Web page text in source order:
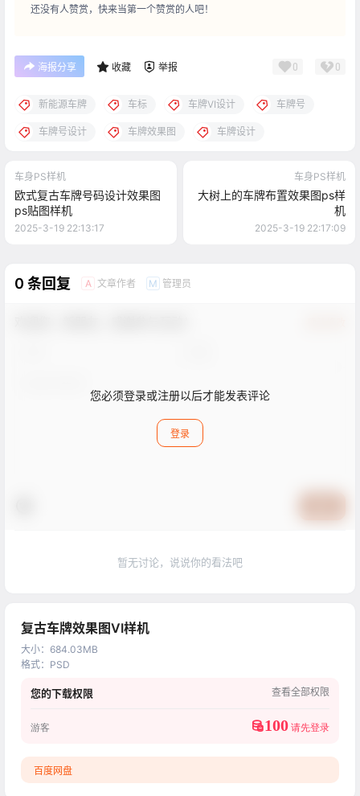
还没有人赞赏，快来当第一个赞赏的人吧！
海报分享 收藏 举报 0 0
新能源车牌 车标 车牌VI设计 车牌号
车牌号设计 车牌效果图 车牌设计
车身PS样机
欧式复古车牌号码设计效果图
ps贴图样机
2025-3-19 22:13:17
车身PS样机
大树上的车牌布置效果图ps样
机
2025-3-19 22:17:09
0 条回复 A 文章作者 M 管理员
您必须登录或注册以后才能发表评论
登录
暂无讨论，说说你的看法吧
复古车牌效果图VI样机
大小： 684.03MB
格式： PSD
您的下载权限 查看全部权限
游客 100 请先登录
百度网盘